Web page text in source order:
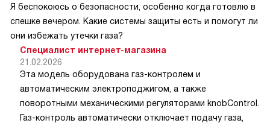
Я беспокоюсь о безопасности, особенно когда готовлю в
спешке вечером. Какие системы защиты есть и помогут ли
они избежать утечки газа?
Специалист интернет-магазина
21.02.2026
Эта модель оборудована газ-контролем и
автоматическим электроподжигом, а также
поворотными механическими регуляторами knobControl.
Газ-контроль автоматически отключает подачу газа,